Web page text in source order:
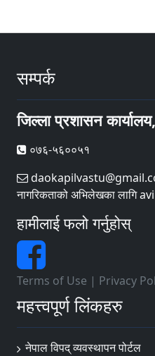
सम्पर्क
जिल्ला प्रशासन
०७६-५६००५१
नागरिकताको अभिलेखका लागि
हामीलाई फलो गर्नुहोस्
Terms of Use | Privacy
महत्त्वपूर्ण लिंकहरु
नेपाल विपद् व्यवस्थापन पोर्टल